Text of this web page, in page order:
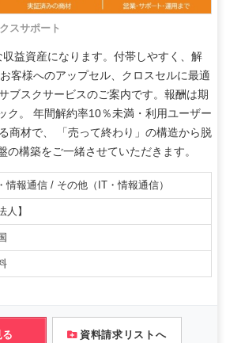
スサポート
益資産になります。付帯しやすく、解
客様へのアップセル、クロスセルに最適
ブスクサービスのご案内です。報酬は期
ク。 年間解約率10％未満・利用ユーザー
商材で、 「売って終わり」の構造から脱
の構築をご一緒させていただきます。
情報通信 / その他（IT・情報通信）
人】
資料請求リストへ